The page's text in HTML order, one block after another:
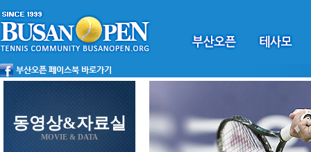
동영상&자료실
MOVIE & DATA